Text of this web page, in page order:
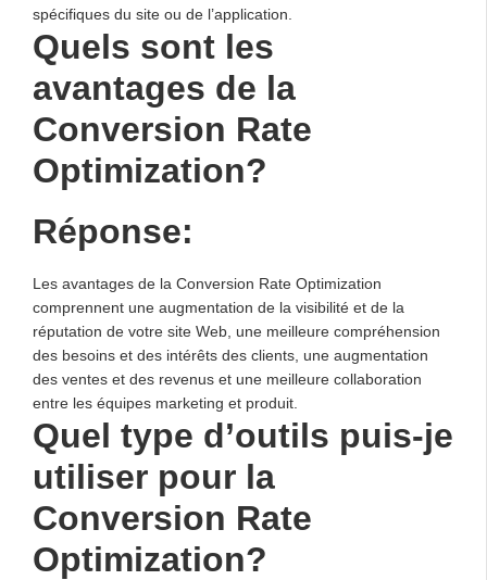
spécifiques du site ou de l’application.
Quels sont les
avantages de la
Conversion Rate
Optimization?
Réponse:
Les avantages de la Conversion Rate Optimization
comprennent une augmentation de la visibilité et de la
réputation de votre site Web, une meilleure compréhension
des besoins et des intérêts des clients, une augmentation
des ventes et des revenus et une meilleure collaboration
entre les équipes marketing et produit.
Quel type d’outils puis-je
utiliser pour la
Conversion Rate
Optimization?